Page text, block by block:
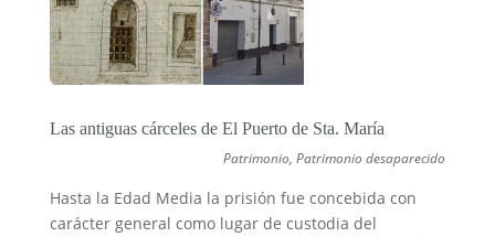
Las antiguas cárceles de El Puerto de Sta. María
Patrimonio,Patrimonio desaparecido
Hasta la Edad Media la prisión fue concebida con
carácter general como lugar de custodia del